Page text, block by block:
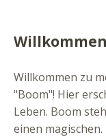
Willkommen zu
"Boom"! Hier
Leben. Boom
einen